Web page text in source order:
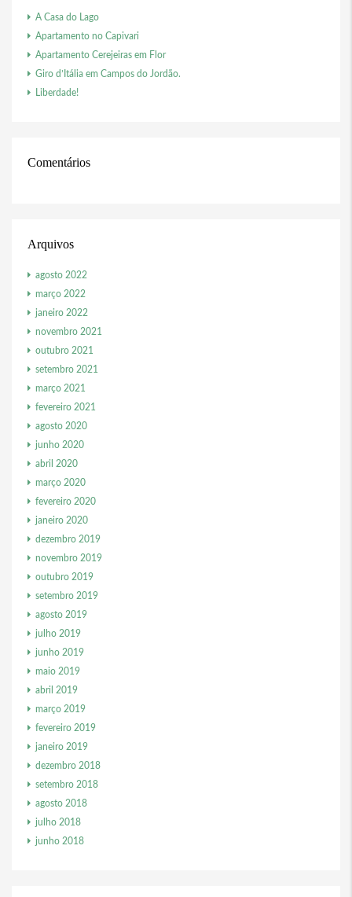
A Casa do Lago
Apartamento no Capivari
Apartamento Cerejeiras em Flor
Giro d’Itália em Campos do Jordão.
Liberdade!
Comentários
Arquivos
agosto 2022
março 2022
janeiro 2022
novembro 2021
outubro 2021
setembro 2021
março 2021
fevereiro 2021
agosto 2020
junho 2020
abril 2020
março 2020
fevereiro 2020
janeiro 2020
dezembro 2019
novembro 2019
outubro 2019
setembro 2019
agosto 2019
julho 2019
junho 2019
maio 2019
abril 2019
março 2019
fevereiro 2019
janeiro 2019
dezembro 2018
setembro 2018
agosto 2018
julho 2018
junho 2018